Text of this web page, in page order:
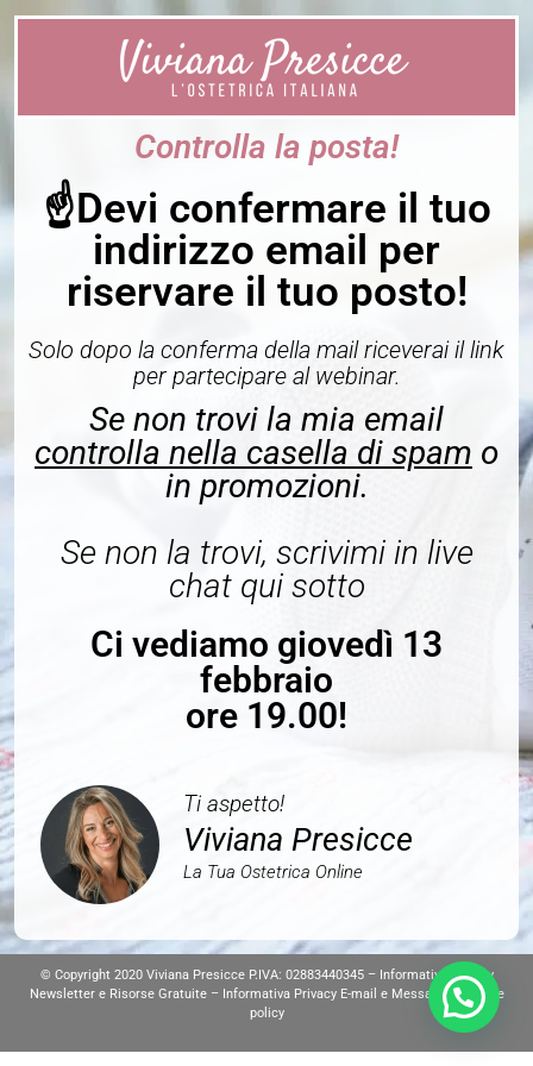
Controlla la posta!
☝️Devi confermare il tuo
indirizzo email per
riservare il tuo posto!
Solo dopo la conferma della mail riceverai il link
per partecipare al webinar.
Se non trovi la mia email
controlla nella casella di spam o
in promozioni.
Se non la trovi, scrivimi in live
chat qui sotto
Ci vediamo giovedì 13
febbraio
ore 19.00!
Ti aspetto!
Viviana Presicce
La Tua Ostetrica Online
© Copyright 2020 Viviana Presicce P.IVA: 02883440345 – Informativa Privacy
Newsletter e Risorse Gratuite– Informativa Privacy E-mail e Messaggi –
cookie
policy